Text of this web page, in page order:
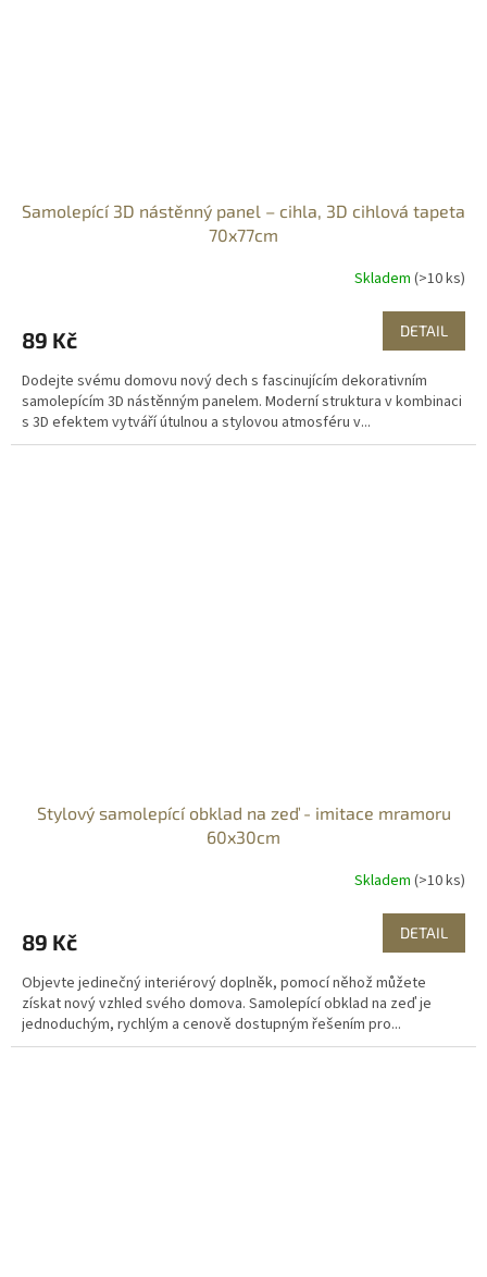
Samolepící 3D nástěnný panel – cihla, 3D cihlová tapeta
70x77cm
Skladem (>10 ks)
89 Kč DETAIL
Dodejte svému domovu nový dech s fascinujícím dekorativním
samolepícím 3D nástěnným panelem. Moderní struktura v kombinaci
s 3D efektem vytváří útulnou a stylovou atmosféru v...
Stylový samolepící obklad na zeď - imitace mramoru
60x30cm
Skladem (>10 ks)
89 Kč DETAIL
Objevte jedinečný interiérový doplněk, pomocí něhož můžete
získat nový vzhled svého domova. Samolepící obklad na zeď je
jednoduchým, rychlým a cenově dostupným řešením pro...